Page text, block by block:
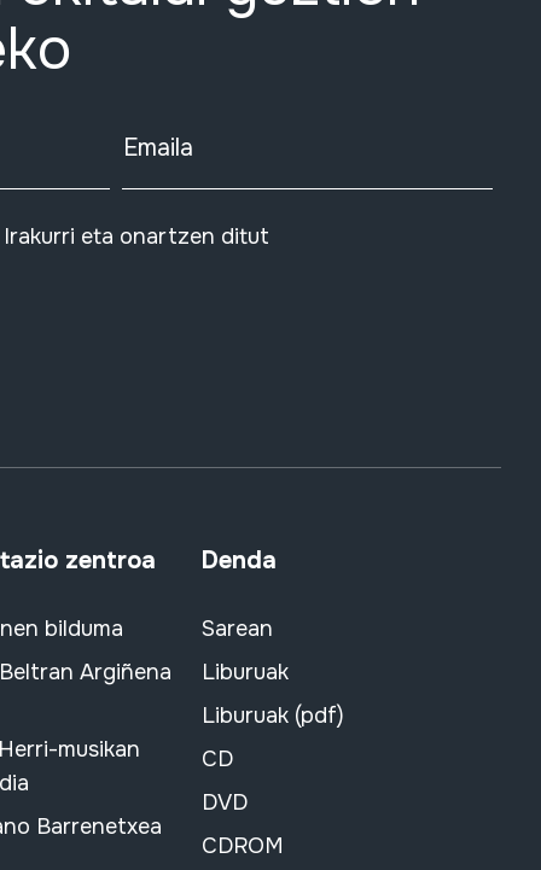
Emaila
eta onartzen ditut
zentroa
bilduma
Argiñena
musikan
Barrenetxea
Denda
Sarean
Liburuak
Liburuak (pdf)
CD
DVD
CDROM